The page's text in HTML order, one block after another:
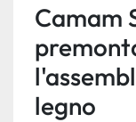
Camam
legno